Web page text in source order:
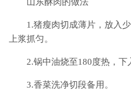
1.猪瘦肉切成薄片，放入
上浆抓匀。
2.锅中油烧至180度热，下
3.香菜洗净切段备用。